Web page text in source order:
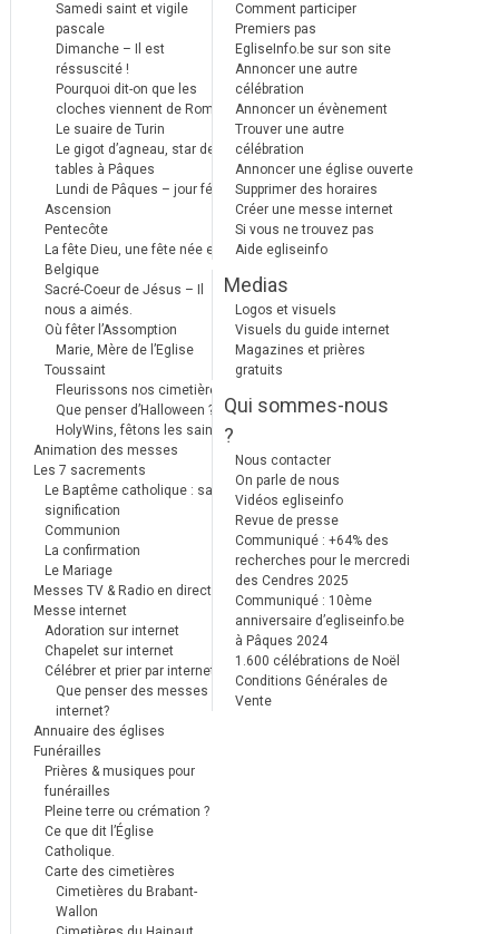
Samedi saint et vigile
pascale
Dimanche – Il est
réssuscité !
Pourquoi dit-on que les
cloches viennent de Rome ?
Le suaire de Turin
Le gigot d’agneau, star des
tables à Pâques
Lundi de Pâques – jour férié
Ascension
Pentecôte
La fête Dieu, une fête née en
Belgique
Sacré-Coeur de Jésus – Il
nous a aimés.
Où fêter l’Assomption
Marie, Mère de l’Eglise
Toussaint
Fleurissons nos cimetières
Que penser d’Halloween ?
HolyWins, fêtons les saints !
Animation des messes
Les 7 sacrements
Le Baptême catholique : sa
signification
Communion
La confirmation
Le Mariage
Messes TV & Radio en direct
Messe internet
Adoration sur internet
Chapelet sur internet
Célébrer et prier par internet
Que penser des messes
internet?
Annuaire des églises
Funérailles
Prières & musiques pour
funérailles
Pleine terre ou crémation ?
Ce que dit l’Église
Catholique.
Carte des cimetières
Cimetières du Brabant-
Wallon
Comment participer
Premiers pas
EgliseInfo.be sur son site
Annoncer une autre
célébration
Annoncer un évènement
Trouver une autre
célébration
Annoncer une église ouverte
Supprimer des horaires
Créer une messe internet
Si vous ne trouvez pas
Aide egliseinfo
Medias
Logos et visuels
Visuels du guide internet
Magazines et prières
gratuits
Qui sommes-nous
?
Nous contacter
On parle de nous
Vidéos egliseinfo
Revue de presse
Communiqué : +64% des
recherches pour le mercredi
des Cendres 2025
Communiqué : 10ème
anniversaire d’egliseinfo.be
à Pâques 2024
1.600 célébrations de Noël
Conditions Générales de
Vente